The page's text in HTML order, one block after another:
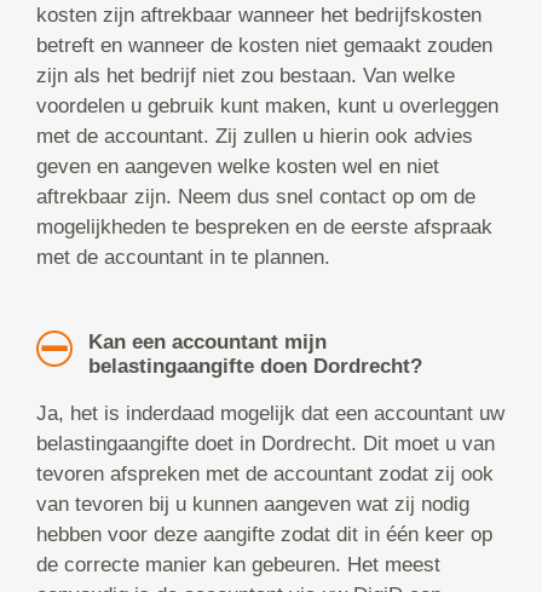
kosten zijn aftrekbaar wanneer het bedrijfskosten
betreft en wanneer de kosten niet gemaakt zouden
zijn als het bedrijf niet zou bestaan. Van welke
voordelen u gebruik kunt maken, kunt u overleggen
met de accountant. Zij zullen u hierin ook advies
geven en aangeven welke kosten wel en niet
aftrekbaar zijn. Neem dus snel contact op om de
mogelijkheden te bespreken en de eerste afspraak
met de accountant in te plannen.
Kan een accountant mijn
belastingaangifte doen Dordrecht?
Ja, het is inderdaad mogelijk dat een accountant uw
belastingaangifte doet in Dordrecht. Dit moet u van
tevoren afspreken met de accountant zodat zij ook
van tevoren bij u kunnen aangeven wat zij nodig
hebben voor deze aangifte zodat dit in één keer op
de correcte manier kan gebeuren. Het meest